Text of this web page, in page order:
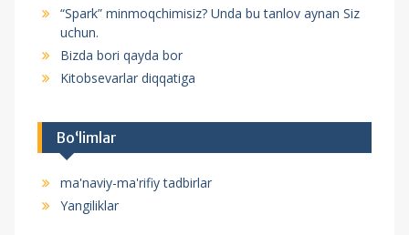
c
a
“Spark” minmoqchimisiz? Unda bu tanlov aynan Siz
uchun.
Bizda bori qayda bor
Kitobsevarlar diqqatiga
Bo‘limlar
ma'naviy-ma'rifiy tadbirlar
Yangiliklar